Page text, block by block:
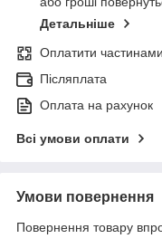
Детальніше
Оплатити частинами
Післяплата
Оплата на рахунок
Всі умови оплати
Умови повернення
Повернення товару